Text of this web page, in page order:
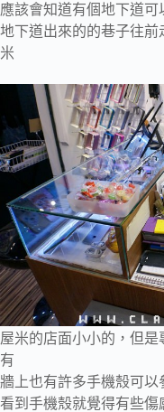
應該會知道有個地下道
地下道出來的的巷子往
米
屋米的店面小小的，但
有
牆上也有許多手機殼可以
看到手機殼就覺得有些